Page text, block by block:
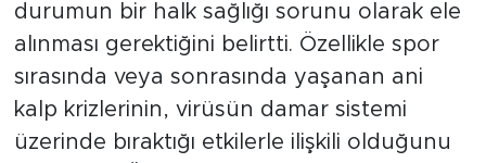
durumun bir halk sağlığı sorunu olarak ele
alınması gerektiğini belirtti. Özellikle spor
sırasında veya sonrasında yaşanan ani
kalp krizlerinin, virüsün damar sistemi
üzerinde bıraktığı etkilerle ilişkili olduğunu